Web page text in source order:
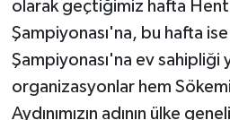
olarak geçtiğimiz hafta
Şampiyonası'na, bu hafta
Şampiyonası'na ev sahipliği
organizasyonlar hem
Aydınımızın adının ülke